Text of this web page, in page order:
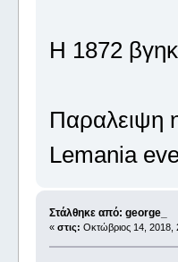
Η 1872
Παραλειψη
Lemania
Στάλθηκε από: george_
« στις: Οκτώβριος 14, 2018,